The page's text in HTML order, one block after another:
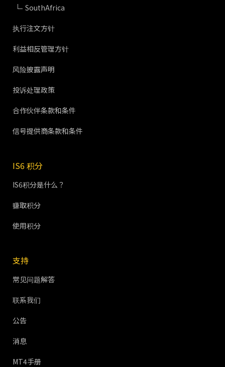
SouthAfrica
执行注文方针
利益相反管理方针
风险披露声明
投诉处理政策
合作伙伴条款和条件
信号提供商条款和条件
IS6 积分
IS6积分是什么？
赚取积分
使用积分
支持
常见问题解答
联系我们
公告
消息
MT4手册